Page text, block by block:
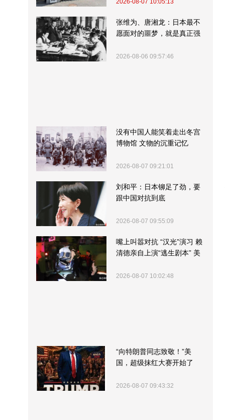
2026-08-07 10:05:13
张维为、唐湘龙：日本最不
愿面对的噩梦，就是真正强
2026-08-06 09:57:46
没有中国人能笑着走出冬宫
博物馆 文物的沉重记忆
2026-08-07 09:21:01
刘和平：日本铆足了劲，要
跟中国对抗到底
2026-08-07 09:55:09
嘴上叫嚣对抗 “汉光”演习 赖
清德亲自上演“逃生剧本” 美
2026-08-07 10:02:48
“向特朗普同志致敬！”美
国，超级抹红大赛开始了
2026-08-07 09:43:32